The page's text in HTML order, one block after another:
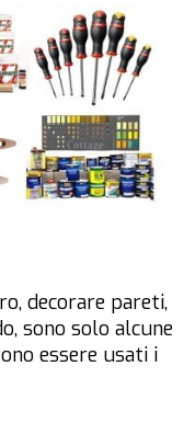
decorare pareti,
sono solo alcune
essere usati i